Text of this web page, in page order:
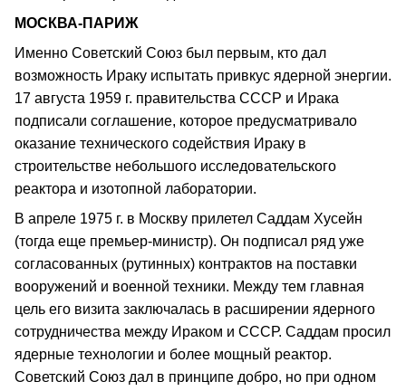
МОСКВА-ПАРИЖ
Именно Советский Союз был первым, кто дал
возможность Ираку испытать привкус ядерной энергии.
17 августа 1959 г. правительства СССР и Ирака
подписали соглашение, которое предусматривало
оказание технического содействия Ираку в
строительстве небольшого исследовательского
реактора и изотопной лаборатории.
В апреле 1975 г. в Москву прилетел Саддам Хусейн
(тогда еще премьер-министр). Он подписал ряд уже
согласованных (рутинных) контрактов на поставки
вооружений и военной техники. Между тем главная
цель его визита заключалась в расширении ядерного
сотрудничества между Ираком и СССР. Саддам просил
ядерные технологии и более мощный реактор.
Советский Союз дал в принципе добро, но при одном